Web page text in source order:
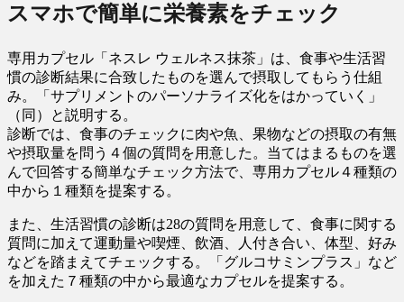
スマホで簡単に栄養素をチェック
専用カプセル「ネスレ ウェルネス抹茶」は、食事や生活習
慣の診断結果に合致したものを選んで摂取してもらう仕組
み。「サプリメントのパーソナライズ化をはかっていく」
（同）と説明する。
診断では、食事のチェックに肉や魚、果物などの摂取の有無
や摂取量を問う４個の質問を用意した。当てはまるものを選
んで回答する簡単なチェック方法で、専用カプセル４種類の
中から１種類を提案する。
また、生活習慣の診断は28の質問を用意して、食事に関する
質問に加えて運動量や喫煙、飲酒、人付き合い、体型、好み
などを踏まえてチェックする。「グルコサミンプラス」など
を加えた７種類の中から最適なカプセルを提案する。